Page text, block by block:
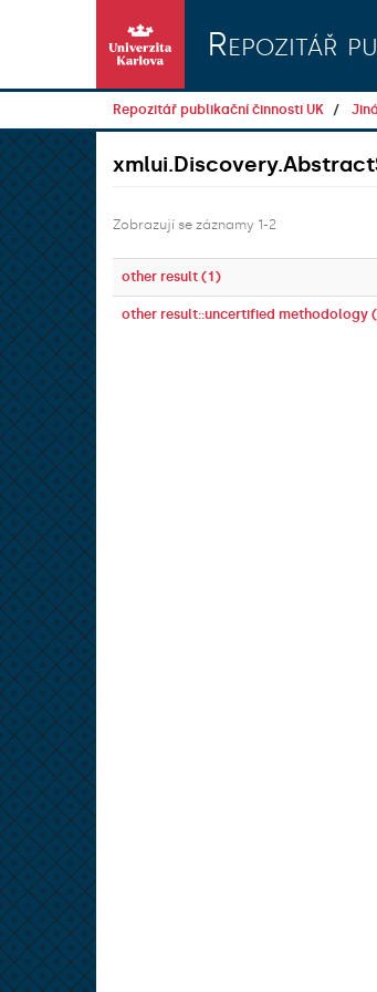
Repozitář
Repozitář publikační činnosti UK
Zobrazují se záznamy 1-2
other result (1)
other result::uncertified methodology